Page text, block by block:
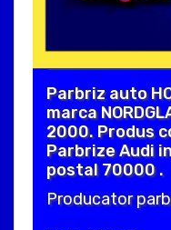
Parbriz auto
marca
2000. Produs
Parbrize Audi
postal 70000 .
Producator